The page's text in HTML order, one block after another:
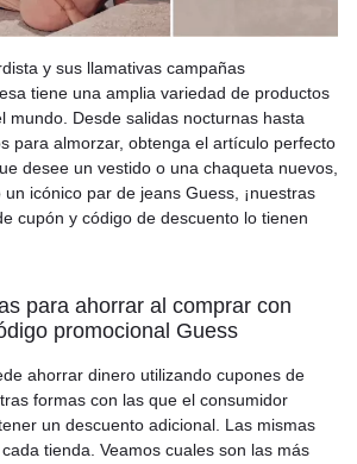
y sus llamativas campañas
tiene una amplia variedad de productos
mundo. Desde salidas nocturnas hasta
para almorzar, obtenga el artículo perfecto
desee un vestido o una chaqueta nuevos,
icónico par de jeans Guess, ¡nuestras
cupón y código de descuento lo tienen
para ahorrar al comprar con
promocional Guess
ahorrar dinero utilizando cupones de
formas con las que el consumidor
un descuento adicional. Las mismas
tienda. Veamos cuales son las más